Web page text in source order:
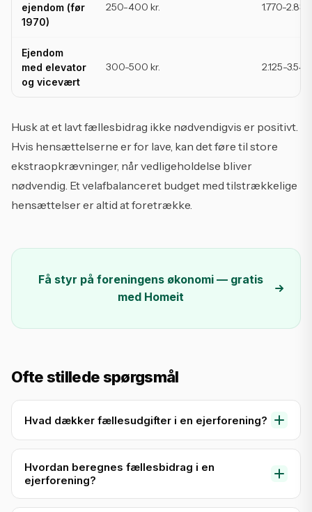
ejendom (før
1970)
250-400 kr. 1.770-
Ejendom
med elevator
og vicevært
300-500 kr. 2.125-
Husk at et lavt fællesbidrag ikke nødvendigvis er positivt.
Hvis hensættelserne er for lave, kan det føre til store
ekstraopkrævninger, når vedligeholdelse bliver
nødvendig. Et velafbalanceret budget med tilstrækkelige
hensættelser er altid at foretrække.
Få styr på foreningens økonomi — gratis
med Homeit
Ofte stillede spørgsmål
Hvad dækker fællesudgifter i en ejerforening?
Fællesudgifter dækker typisk forsikringer,
vedligeholdelse af fællesarealer, vand, varme,
renovation, vicevært, trappevask, administration
og hensættelser til fremtidig vedligeholdelse af
Hvordan beregnes fællesbidrag i en
ejerforening?
Fællesbidraget beregnes ud fra fordelingstal, som